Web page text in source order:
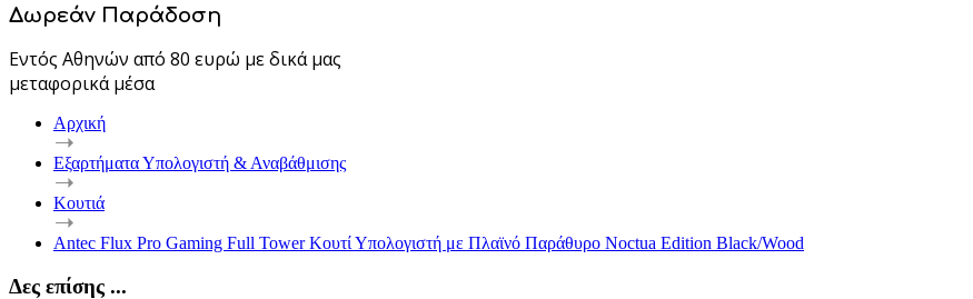
Δωρεάν Παράδοση
Εντός Αθηνών από 80 ευρώ με δικά μας
μεταφορικά μέσα
Αρχική
Εξαρτήματα Υπολογιστή & Αναβάθμισης
Κουτιά
Antec Flux Pro Gaming Full Tower Κουτί Υπολογιστή με Πλαϊνό Παράθυρο Noctua Edition Black/Wood
Δες επίσης ...